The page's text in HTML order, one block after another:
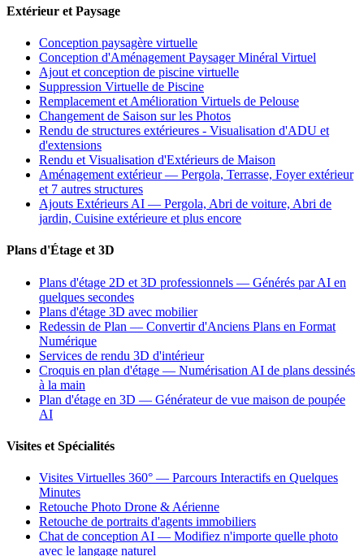
Extérieur et Paysage
Conception paysagère virtuelle
Conception d'Aménagement Paysager Minéral Virtuel
Ajout et conception de piscine virtuelle
Suppression Virtuelle de Piscine
Remplacement et Amélioration Virtuels de Pelouse
Changement de Saison sur les Photos
Rendu de structures extérieures - Visualisation d'ADU et
d'extensions
Rendu et Visualisation d'Extérieurs de Maison
Aménagement extérieur — Pergola, Terrasse, Foyer extérieur
et 7 autres structures
Ajouts Extérieurs AI — Pergola, Abri de voiture, Abri de
jardin, Cuisine extérieure et plus encore
Plans d'Étage et 3D
Plans d'étage 2D et 3D professionnels — Générés par AI en
quelques secondes
Plans d'étage 3D avec mobilier
Redessin de Plan — Convertir d'Anciens Plans en Format
Numérique
Services de rendu 3D d'intérieur
Croquis en plan d'étage — Numérisation AI de plans dessinés
à la main
Plan d'étage en 3D — Générateur de vue maison de poupée
AI
Visites et Spécialités
Visites Virtuelles 360° — Parcours Interactifs en Quelques
Minutes
Retouche Photo Drone & Aérienne
Retouche de portraits d'agents immobiliers
Chat de conception AI — Modifiez n'importe quelle photo
avec le langage naturel